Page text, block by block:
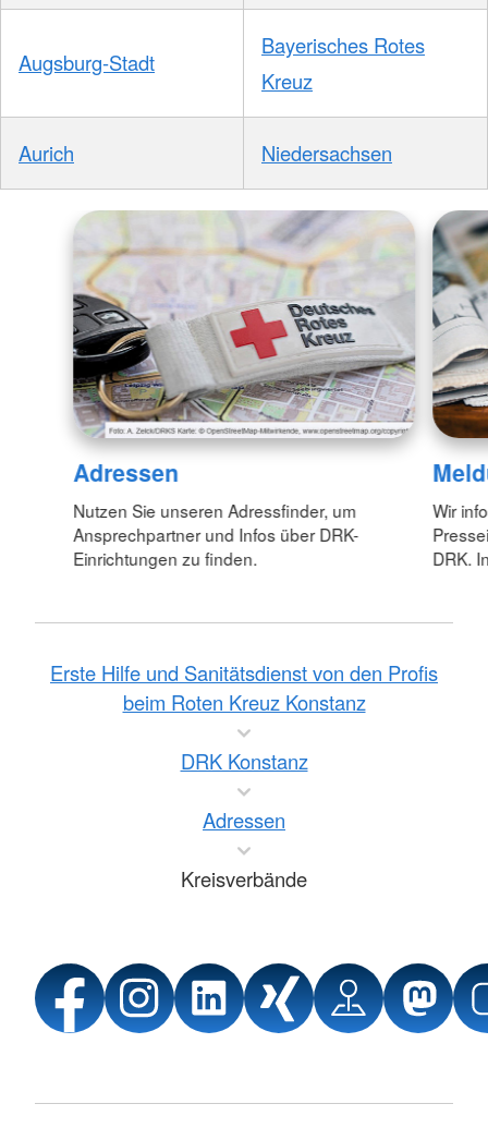
Augsburg-Stadt
Bayerisches Rotes
Kreuz
Aurich Niedersachsen
Adressen
Nutzen Sie unseren Adressfinder, um
Ansprechpartner und Infos über DRK-
Einrichtungen zu finden.
Wir
DRK.
Erste Hilfe und Sanitätsdienst von den Profis
beim Roten Kreuz Konstanz
DRK Konstanz
Adressen
Kreisverbände